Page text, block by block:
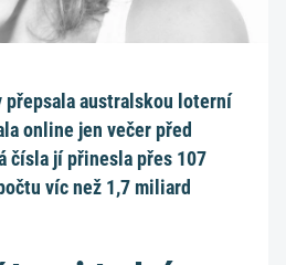
přepsala australskou loterní
online jen večer před
čísla jí přinesla přes 107
víc než 1,7 miliard